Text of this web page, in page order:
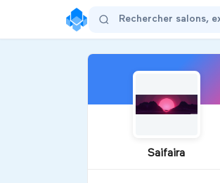
Saifaira